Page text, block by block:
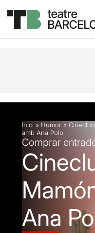
Descripció
Inici » Humor »
amb Ana Polo
Comprar
Ana